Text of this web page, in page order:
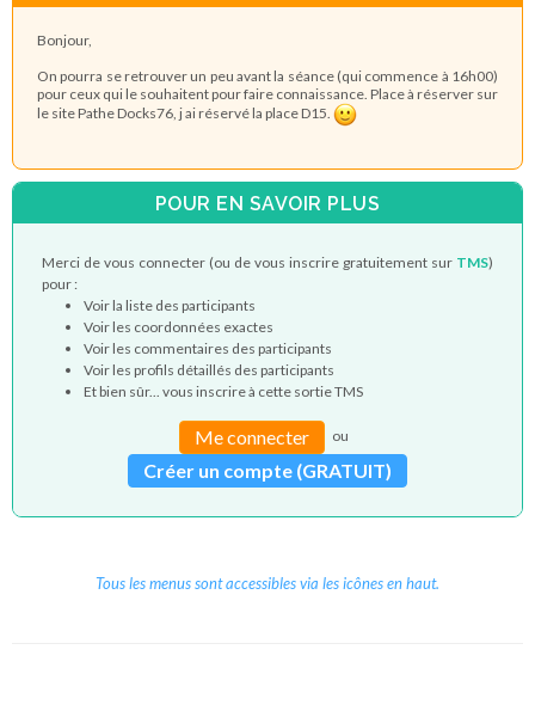
Bonjour,
On pourra se retrouver un peu avant la séance (qui commence à 16h00)
pour ceux qui le souhaitent pour faire connaissance. Place à réserver sur
le site Pathe Docks76, j ai réservé la place D15.
POUR EN SAVOIR PLUS
Merci de vous connecter (ou de vous inscrire gratuitement sur TMS)
pour :
Voir la liste des participants
Voir les coordonnées exactes
Voir les commentaires des participants
Voir les profils détaillés des participants
Et bien sûr... vous inscrire à cette sortie TMS
Me connecter ou
Créer un compte (GRATUIT)
Tous les menus sont accessibles via les icônes en haut.